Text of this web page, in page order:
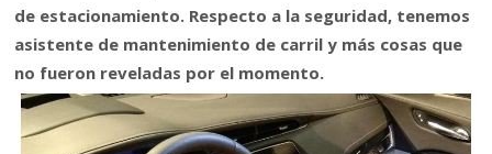
de estacionamiento. Respecto a la seguridad, tenemos
asistente de mantenimiento de carril y más cosas que
no fueron reveladas por el momento.